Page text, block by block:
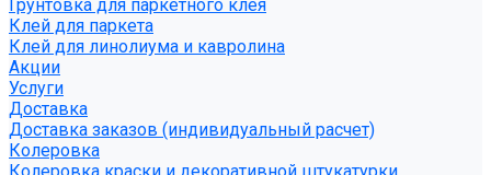
Грунтовка для паркетного клея
Клей для паркета
Клей для линолиума и кавролина
Акции
Услуги
Доставка
Доставка заказов (индивидуальный расчет)
Колеровка